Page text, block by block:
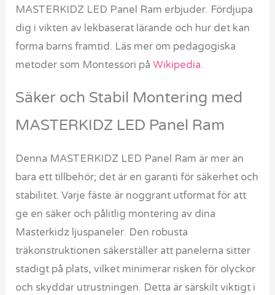
MASTERKIDZ LED Panel Ram erbjuder. Fördjupa
dig i vikten av lekbaserat lärande och hur det kan
forma barns framtid. Läs mer om pedagogiska
metoder som Montessori påWikipedia.
Säker och Stabil Montering med
MASTERKIDZ LED Panel Ram
Denna MASTERKIDZ LED Panel Ram är mer än
bara ett tillbehör; det är en garanti för säkerhet och
stabilitet. Varje fäste är noggrant utformat för att
ge en säker och pålitlig montering av dina
Masterkidz ljuspaneler. Den robusta
träkonstruktionen säkerställer att panelerna sitter
stadigt på plats, vilket minimerar risken för olyckor
och skyddar utrustningen. Detta är särskilt viktigt i